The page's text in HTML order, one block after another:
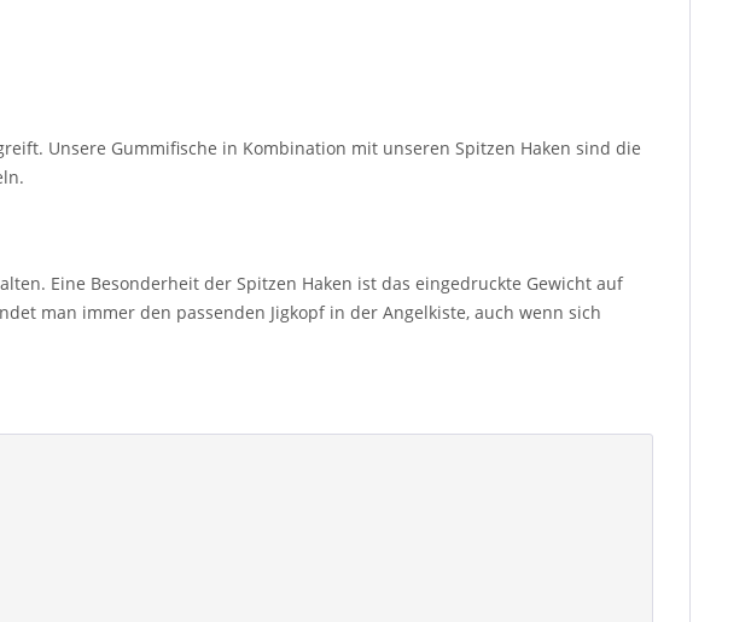
Unsere Gummifische in Kombination mit unseren Spitzen Haken sind die
Eine Besonderheit der Spitzen Haken ist das eingedruckte Gewicht auf
man immer den passenden Jigkopf in der Angelkiste, auch wenn sich